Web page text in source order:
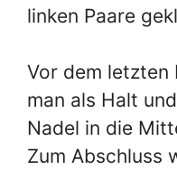
linken Paare
Vor dem letzten
man als Halt
Nadel in die
Zum Abschluss